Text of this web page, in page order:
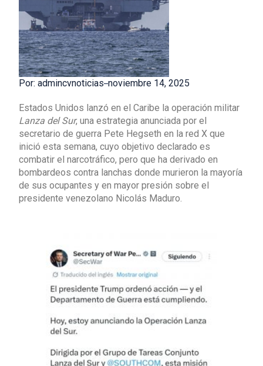
Por: admincvnoticias noviembre 14, 2025
Estados Unidos lanzó en el Caribe la operación militar
Lanza del Sur, una estrategia anunciada por el
secretario de guerra Pete Hegseth en la red X que
inició esta semana, cuyo objetivo declarado es
combatir el narcotráfico, pero que ha derivado en
bombardeos contra lanchas donde murieron la mayoría
de sus ocupantes y en mayor presión sobre el
presidente venezolano Nicolás Maduro.